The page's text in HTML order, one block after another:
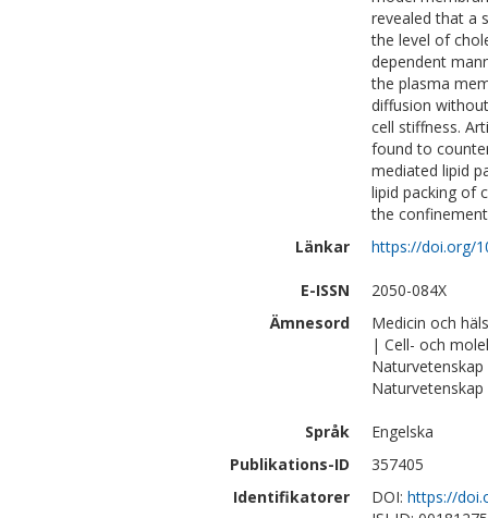
revealed that a
the level of
dependent
the plasma
diffusion
cell stiffness.
found to
mediated lipid
lipid packing of
the
Länkar
https://doi.org/
E-ISSN
2050-084X
Ämnesord
Medicin och
| Cell- och
Språk
Engelska
Publikations-ID
357405
Identifikatorer
DOI: https://